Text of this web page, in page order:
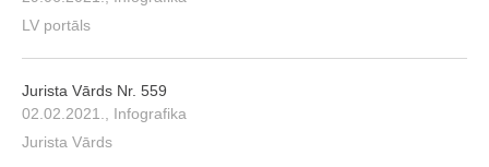
LV portāls
Jurista Vārds Nr. 559
02.02.2021., Infografika
Jurista Vārds